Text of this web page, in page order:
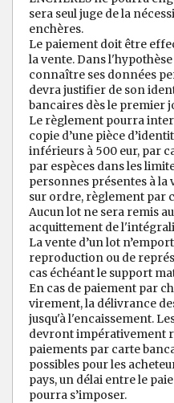
sera seul juge de la
enchères.
Le paiement doit être
la vente. Dans
connaître ses données
devra justifier de son
bancaires dès le premier
Le règlement pourra
copie d’une pièce
inférieurs à 500 eur, par
par espèces dans les
personnes présentes à la
sur ordre, règlement par
Aucun lot ne sera remis
acquittement de
La vente d’un lot
reproduction ou de
cas échéant le support
En cas de paiement par
virement, la délivrance
jusqu'à l'encaissement.
devront impérativement
paiements par carte
possibles pour les
pays, un délai entre le
pourra s’imposer.